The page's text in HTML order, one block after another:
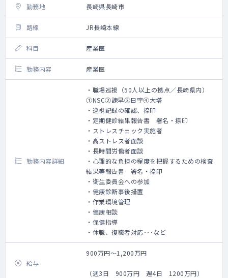
勤務地 長崎県長崎市
路線 JR長崎本線
科目 産業医
勤務内容 産業医
勤務内容詳細
・職場巡視（50人以上の拠点／長崎県内）
①NSC②諫早③日宇④大塔
・巡視記録の確認、捺印
・定期健診結果報告書 署名・捺印
・ストレスチェック実施者
・高ストレス者面談
・長時間労働者面談
・心理的な負担の程度を把握するための検査
結果等報告書 署名・捺印
・衛生委員会への参加
・健康診断事後措置
・作業環境管理
・健康相談
・保健指導
・休職、復職者対応･･･など
給与
900万円～1,200万円
（週3日 900万円 週4日 1200万円）